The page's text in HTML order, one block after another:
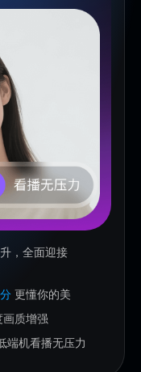
，全面迎接
更懂你的美
画质增强
端机看播无压力